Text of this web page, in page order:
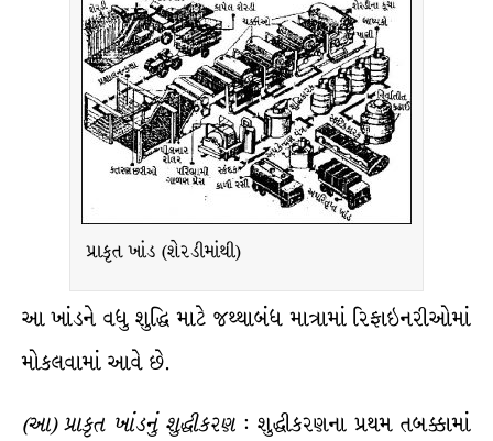
પ્રાકૃત ખાંડ (શેરડીમાંથી)
આ ખાંડને વધુ શુદ્ધિ માટે જથ્થાબંધ માત્રામાં રિફાઇનરીઓમાં
મોકલવામાં આવે છે.
(આ)પ્રાકૃત ખાંડનું શુદ્ધીકરણ : શુદ્ધીકરણના પ્રથમ તબક્કામાં